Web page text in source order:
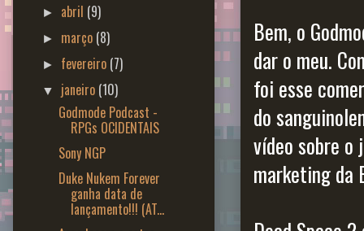
Bem, o
dar o meu.
foi esse
do
vídeo sobre o
marketing da
► abril (9)
► março (8)
► fevereiro (7)
▼ janeiro (10)
Godmode Podcast -
RPGs OCIDENTAIS
Sony NGP
Duke Nukem Forever
ganha data de
lançamento!!! (AT...